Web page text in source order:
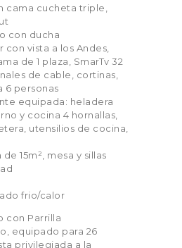
cama cucheta triple,
con ducha
vista a los Andes,
de 1 plaza, SmarTv 32
de cable, cortinas,
6 personas
equipada: heladera
y cocina 4 hornallas,
utensilios de cocina,
15m², mesa y sillas
frio/calor
con Parrilla
equipado para 26
privilegiada a la